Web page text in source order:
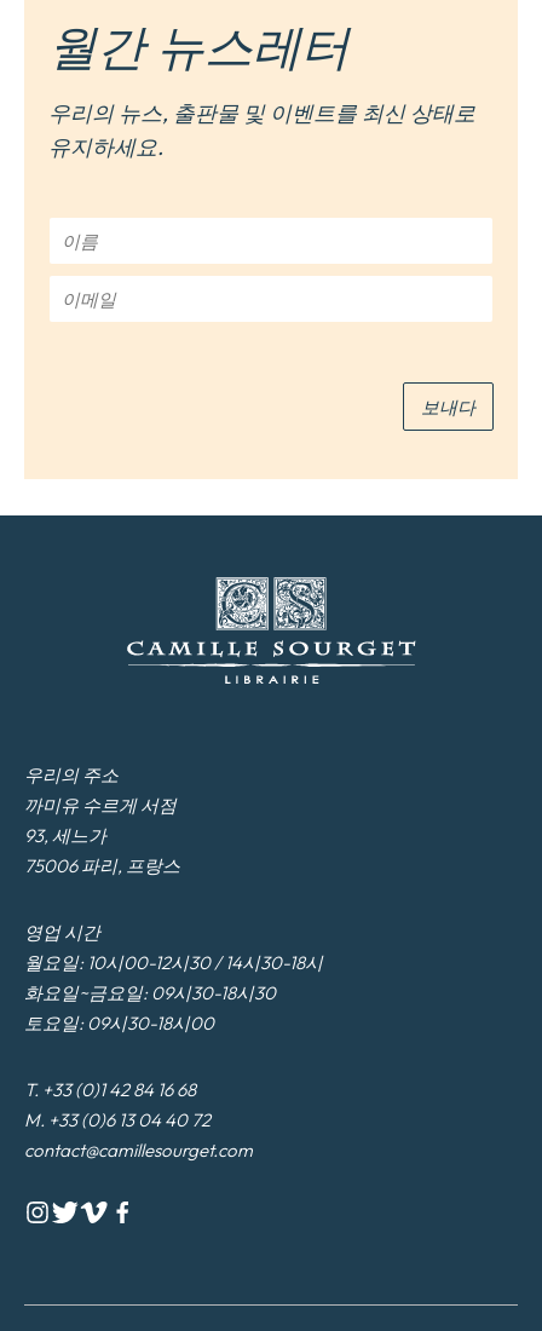
월간 뉴스레터
우리의 뉴스, 출판물 및 이벤트를 최신 상태로
유지하세요.
름
*
메
보내다
우리의 주소
까미유 수르게 서점
93, 세느가
75006 파리, 프랑스
영업 시간
월요일: 10시00-12시30 / 14시30-18시
화요일~금요일: 09시30-18시30
토요일: 09시30-18시00
T. +33 (0)1 42 84 16 68
M. +33 (0)6 13 04 40 72
contact@camillesourget.com